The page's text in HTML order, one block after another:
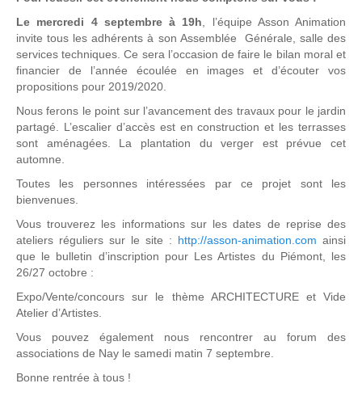
Le mercredi 4 septembre à 19h , l’équipe Asson Animation
invite tous les adhérents à son Assemblée Générale, salle des
services techniques. Ce sera l’occasion de faire le bilan moral et
financier de l’année écoulée en images et d’écouter vos
propositions pour 2019/2020.
Nous ferons le point sur l’avancement des travaux pour le jardin
partagé. L’escalier d’accès est en construction et les terrasses
sont aménagées. La plantation du verger est prévue cet
automne.
Toutes les personnes intéressées par ce projet sont les
bienvenues.
Vous trouverez les informations sur les dates de reprise des
ateliers réguliers sur le site : http://asson-­animation.com ainsi
que le bulletin d’inscription pour Les Artistes du Piémont, les
26/27 octobre :
Expo/Vente/concours sur le thème ARCHITECTURE et Vide
Atelier d’Artistes.
Vous pouvez également nous rencontrer au forum des
associations de Nay le samedi matin 7 septembre.
Bonne rentrée à tous !